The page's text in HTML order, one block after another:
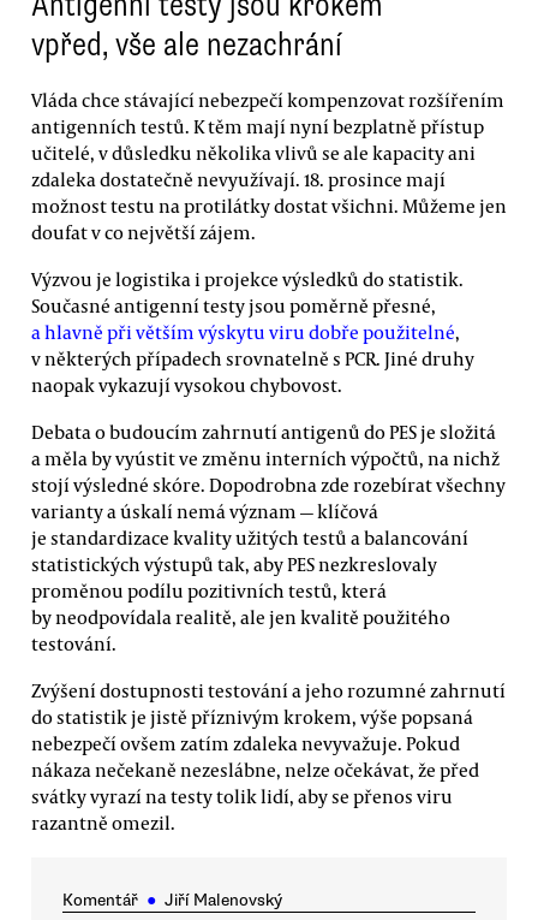
vpřed, vše ale nezachrání
Vláda chce stávající nebezpečí kompenzovat rozšířením
antigenních testů. K těm mají nyní bezplatně přístup
učitelé, v důsledku několika vlivů se ale kapacity ani
zdaleka dostatečně nevyužívají. 18. prosince mají
možnost testu na protilátky dostat všichni. Můžeme jen
doufat v co největší zájem.
Výzvou je logistika i projekce výsledků do statistik.
Současné antigenní testy jsou poměrně přesné,
a hlavně při větším výskytu viru dobře použitelné,
v některých případech srovnatelně s PCR. Jiné druhy
naopak vykazují vysokou chybovost.
Debata o budoucím zahrnutí antigenů do PES je složitá
a měla by vyústit ve změnu interních výpočtů, na nichž
stojí výsledné skóre. Dopodrobna zde rozebírat všechny
varianty a úskalí nemá význam — klíčová
je standardizace kvality užitých testů a balancování
statistických výstupů tak, aby PES nezkreslovaly
proměnou podílu pozitivních testů, která
by neodpovídala realitě, ale jen kvalitě použitého
testování.
Zvýšení dostupnosti testování a jeho rozumné zahrnutí
do statistik je jistě příznivým krokem, výše popsaná
nebezpečí ovšem zatím zdaleka nevyvažuje. Pokud
nákaza nečekaně nezeslábne, nelze očekávat, že před
svátky vyrazí na testy tolik lidí, aby se přenos viru
razantně omezil.
Komentář ● Jiří Malenovský